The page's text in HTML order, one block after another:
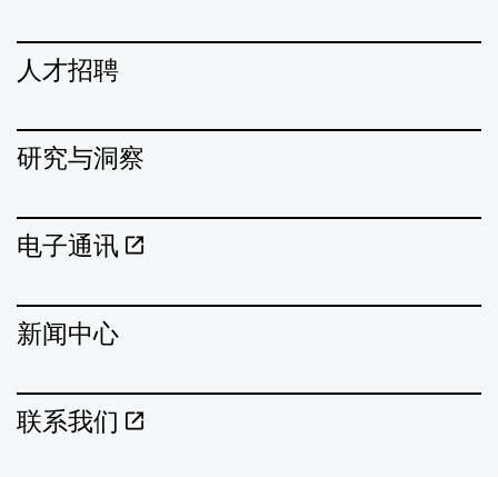
人才招聘
研究与洞察
电子通讯
新闻中心
联系我们